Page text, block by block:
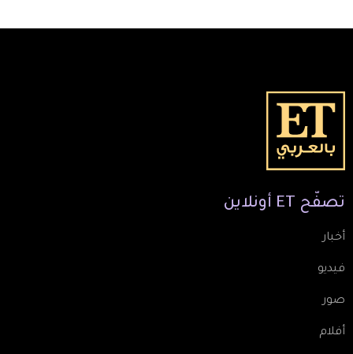
تصفّح ET أونلاين
أخبار
فيديو
صور
أفلام